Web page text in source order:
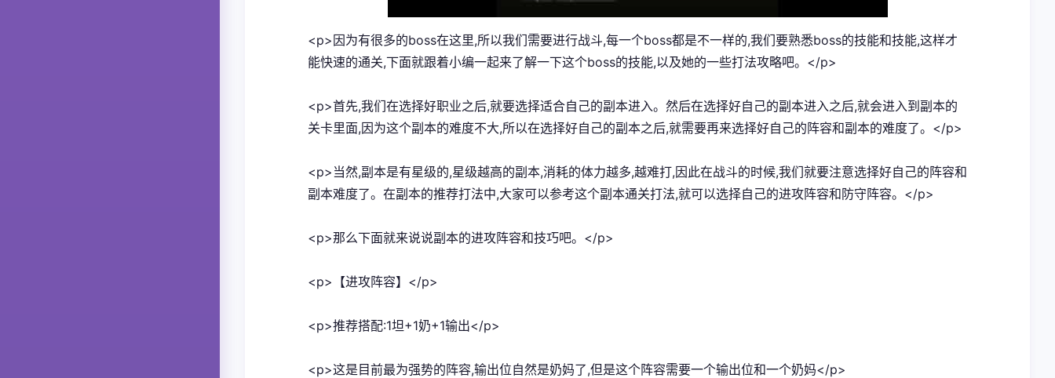
<p>因为有很多的boss在这里,所以我们需要进行战斗,每一个boss都是不一样的,我们要熟悉boss的技能和技能,这样才
能快速的通关,下面就跟着小编一起来了解一下这个boss的技能,以及她的一些打法攻略吧。</p>
<p>首先,我们在选择好职业之后,就要选择适合自己的副本进入。然后在选择好自己的副本进入之后,就会进入到副本的
关卡里面,因为这个副本的难度不大,所以在选择好自己的副本之后,就需要再来选择好自己的阵容和副本的难度了。</p>
<p>当然,副本是有星级的,星级越高的副本,消耗的体力越多,越难打,因此在战斗的时候,我们就要注意选择好自己的阵容和
副本难度了。在副本的推荐打法中,大家可以参考这个副本通关打法,就可以选择自己的进攻阵容和防守阵容。</p>
<p>那么下面就来说说副本的进攻阵容和技巧吧。</p>
<p>【进攻阵容】</p>
<p>推荐搭配:1坦+1奶+1输出</p>
<p>这是目前最为强势的阵容,输出位自然是奶妈了,但是这个阵容需要一个输出位和一个奶妈</p>